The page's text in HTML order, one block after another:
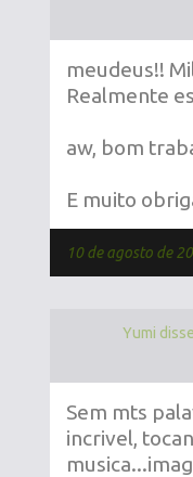
meudeus!!
Realmente
aw, bom
E muito
10 de agosto de
Yumi
Sem mts
incrivel,